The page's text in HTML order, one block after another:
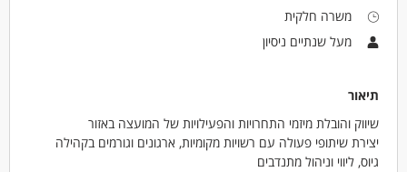
משרה חלקית
מעל שנתיים ניסיון
תיאור
שיווק והובלת מיזמי התחרויות והפעילויות של המועצה באזור
יצירת שיתופי פעולה עם רשויות מקומיות, ארגונים וגורמים בקהילה
גיוס, ליווי וניהול מתנדבים